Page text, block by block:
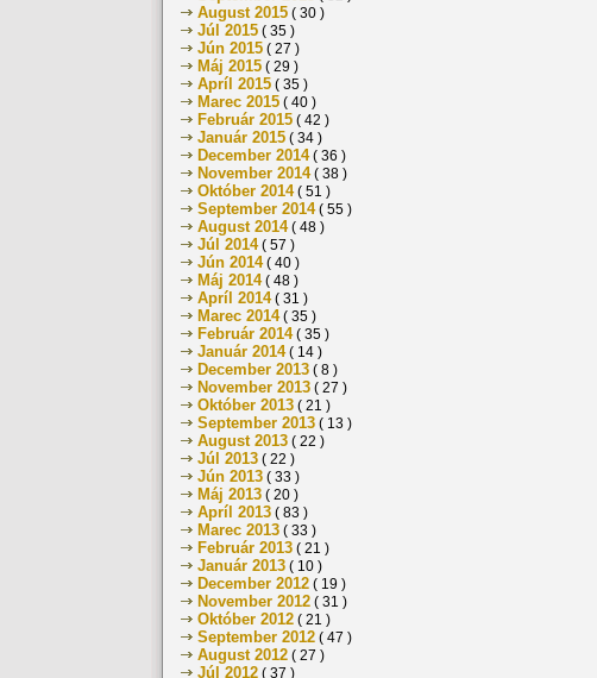
August 2015 ( 30 )
Júl 2015 ( 35 )
Jún 2015 ( 27 )
Máj 2015 ( 29 )
Apríl 2015 ( 35 )
Marec 2015 ( 40 )
Február 2015 ( 42 )
Január 2015 ( 34 )
December 2014( 36 )
November 2014( 38 )
Október 2014( 51 )
September 2014( 55 )
August 2014( 48 )
Júl 2014( 57 )
Jún 2014( 40 )
Máj 2014( 48 )
Apríl 2014( 31 )
Marec 2014( 35 )
Február 2014( 35 )
Január 2014( 14 )
December 2013 ( 8 )
November 2013 ( 27 )
Október 2013 ( 21 )
September 2013 ( 13 )
August 2013 ( 22 )
Júl 2013 ( 22 )
Jún 2013 ( 33 )
Máj 2013 ( 20 )
Apríl 2013 ( 83 )
Marec 2013 ( 33 )
Február 2013 ( 21 )
Január 2013 ( 10 )
December 2012 ( 19 )
November 2012 ( 31 )
Október 2012 ( 21 )
September 2012 ( 47 )
August 2012 ( 27 )
Júl 2012 ( 37 )